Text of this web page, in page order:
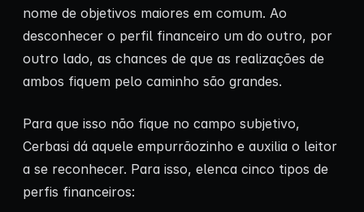
nome de objetivos maiores em comum. Ao
desconhecer o perfil financeiro um do outro, por
outro lado, as chances de que as realizações de
ambos fiquem pelo caminho são grandes.
Para que isso não fique no campo subjetivo,
Cerbasi dá aquele empurrãozinho e auxilia o leitor
a se reconhecer. Para isso, elenca cinco tipos de
perfis financeiros: